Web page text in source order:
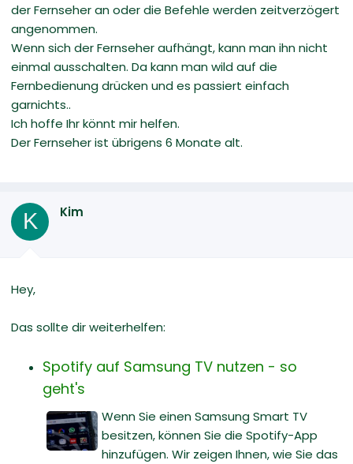
der Fernseher an oder die Befehle werden zeitverzögert
angenommen.
Wenn sich der Fernseher aufhängt, kann man ihn nicht
einmal ausschalten. Da kann man wild auf die
Fernbedienung drücken und es passiert einfach
garnichts..
Ich hoffe Ihr könnt mir helfen.
Der Fernseher ist übrigens 6 Monate alt.
K Kim
Hey,
Das sollte dir weiterhelfen:
Spotify auf Samsung TV nutzen - so
geht's
Wenn Sie einen Samsung Smart TV
besitzen, können Sie die Spotify-App
hinzufügen. Wir zeigen Ihnen, wie Sie das